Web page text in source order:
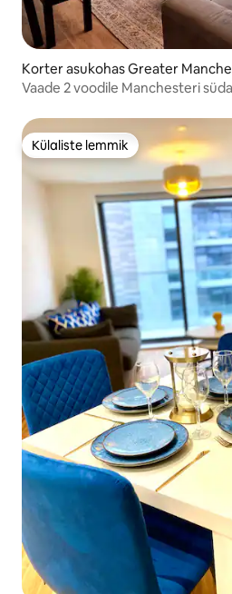
Korter asukohas Greater
Vaade 2 voodile Manchesteri
Külaliste lemmik
Külaliste lemmik